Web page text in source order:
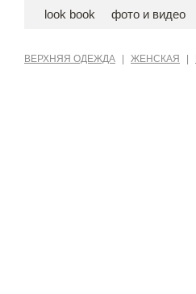
look book
фото и видео
ВЕРХНЯЯ ОДЕЖДА ЖЕНСКАЯ